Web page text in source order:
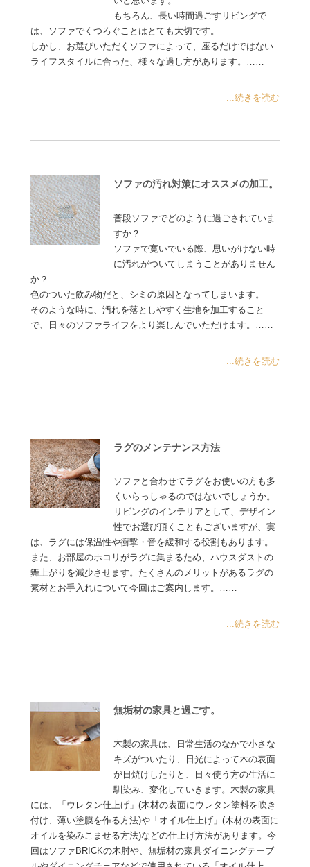
もちろん、長い時間過ごすリビングで
は、ソファでくつろぐことはとても大切です。
しかし、お選びいただくソファによって、座るだけではない
ライフスタイルに合った、様々な過し方があります。……
...続きを読む
ソファの汚れ対策にオススメの加工。
普段ソファでどのように過ごされていま
すか？
ソファで寛いでいる際、思いがけない時
に汚れがついてしまうことがありません
か？
色のついた飲み物だと、シミの原因となってしまいます。
そのような時に、汚れを落としやすく生地を加工すること
で、日々のソファライフをより楽しんでいただけます。……
...続きを読む
ラグのメンテナンス方法
ソファと合わせてラグをお使いの方も多
くいらっしゃるのではないでしょうか。
リビングのインテリアとして、デザイン
性でお選び頂くこともございますが、実
は、ラグには保温性や衝撃・音を緩和する役割もあります。
また、お部屋のホコリがラグに集まるため、ハウスダストの
舞上がりを減少させます。たくさんのメリットがあるラグの
素材とお手入れについて今回はご案内します。……
...続きを読む
無垢材の家具と過ごす。
木製の家具は、日常生活のなかで小さな
キズがついたり、日光によって木の表面
が日焼けしたりと、日々使う方の生活に
馴染み、変化していきます。木製の家具
には、「ウレタン仕上げ」(木材の表面にウレタン塗料を吹き
付け、薄い塗膜を作る方法)や「オイル仕上げ」(木材の表面に
オイルを染みこませる方法)などの仕上げ方法があります。今
回はソファBRICKの木肘や、無垢材の家具ダイニングテーブ